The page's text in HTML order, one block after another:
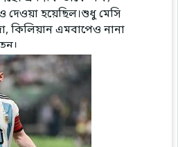
হয়েছিল।শুধু মেসি
কিলিয়ান এমবাপেও নানা